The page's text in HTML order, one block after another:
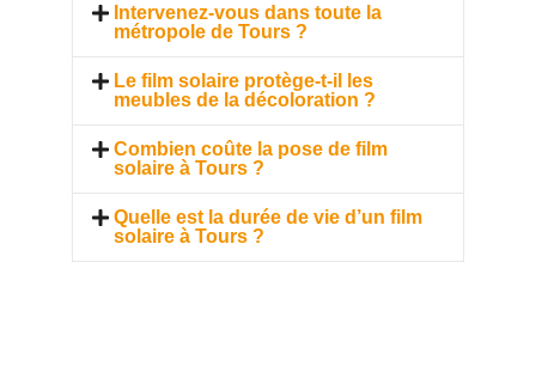
Intervenez-vous dans toute la
métropole de Tours ?
Le film solaire protège-t-il les
meubles de la décoloration ?
Combien coûte la pose de film
solaire à Tours ?
Quelle est la durée de vie d’un film
solaire à Tours ?